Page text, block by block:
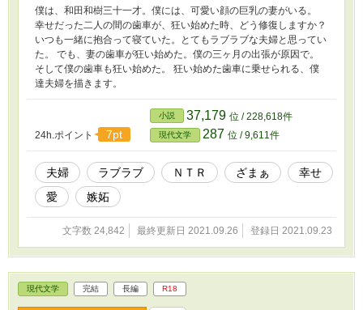
僕は、和田和樹三十一才。僕には、可愛い顔の巨乳の妻がいる。
幸せだった二人の間の歯車が、狂い始めた時、どう修復しますか？
いつも一緒に抱合って寝ていた。とてもラブラブな夫婦と思ってい
た。 でも、妻の歯車が狂い始めた。僕の三ヶ月の出張が原因で。
そして僕の歯車も狂い始めた。 狂い始めた歯車に乗せられる、僕
達夫婦を描きます。
24h.ポイント 7pt
小説 37,179 位 / 228,618件
現代文学 287 位 / 9,611件
夫婦 ラブラブ ＮＴＲ ざまぁ
幸せ
愛
嫉妬
文字数 24,842 最終更新日 2021.09.26 登録日 2021.09.23
現代文学 完結 長編 R18